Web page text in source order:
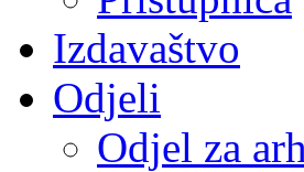
Izdavaštvo
Odjeli
Odjel za